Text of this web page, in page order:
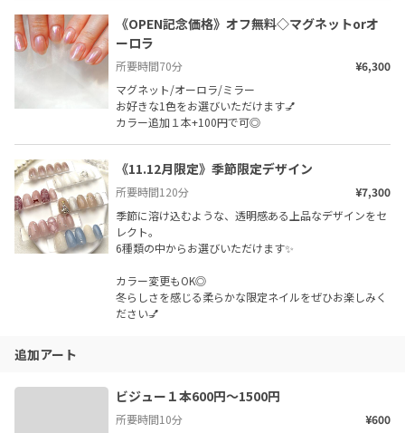
《OPEN記念価格》オフ無料◇マグネットorオ
ーロラ
所要時間70分
¥6,300
マグネット/オーロラ/ミラー
お好きな1色をお選びいただけます💅
カラー追加１本+100円で可◎
《11.12月限定》季節限定デザイン
所要時間120分
¥7,300
季節に溶け込むような、透明感ある上品なデザインをセ
レクト。
6種類の中からお選びいただけます✨
カラー変更もOK◎
冬らしさを感じる柔らかな限定ネイルをぜひお楽しみく
ださい💅
追加アート
ビジュー１本600円〜1500円
所要時間10分 ¥600